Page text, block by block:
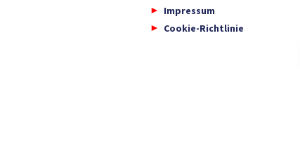
Impressum
Cookie-Richtlinie